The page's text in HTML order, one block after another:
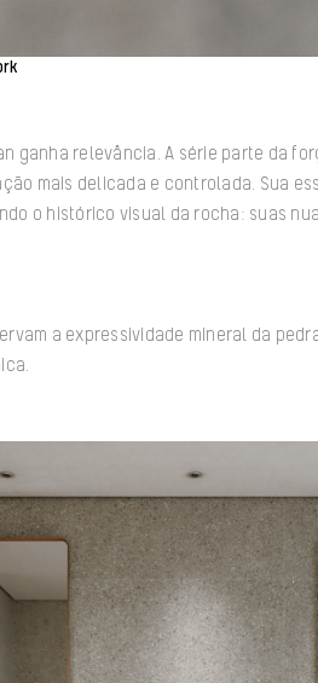
ganha relevância. A série parte da
mais delicada e controlada. Sua
o histórico visual da rocha: suas
a expressividade mineral da